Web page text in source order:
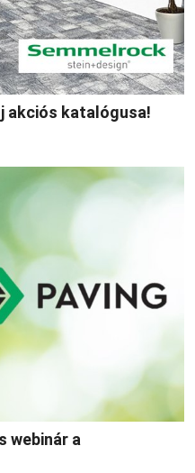
akciós katalógusa!
webinár a